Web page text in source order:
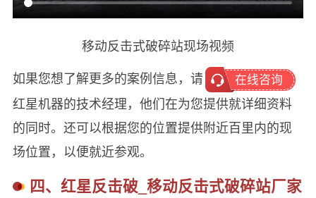
移动反击式破碎站现场视频
如果您想了解更多的案例信息，请
在线咨询
红星机器的技术经理，他们在为您提供就详细资料
的同时。还可以根据您的位置提供附近百里内的现
场位置，以便就近参观。
四、红星反击破_移动反击式破碎站厂家